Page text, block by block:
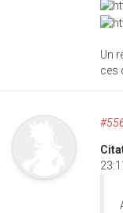
Un
ces